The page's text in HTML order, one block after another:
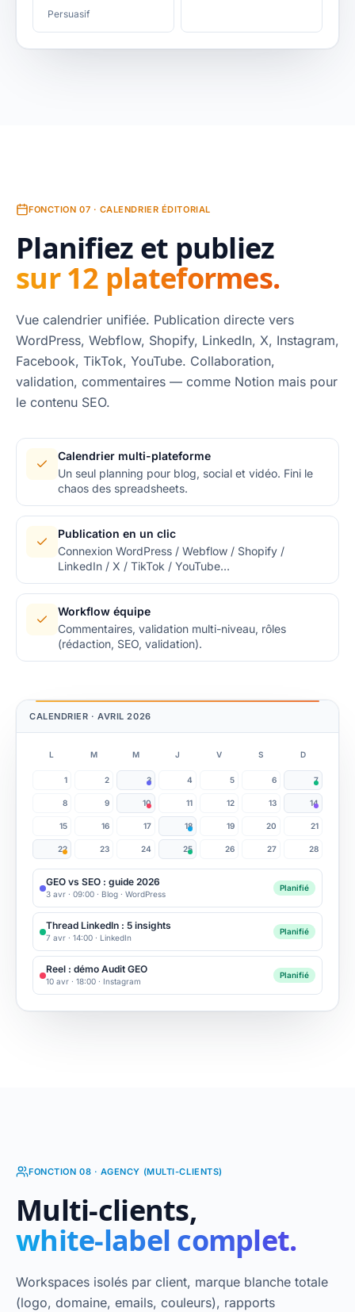
Persuasif
FONCTION 07 · CALENDRIER ÉDITORIAL
Planifiez et publiez
sur 12 plateformes.
Vue calendrier unifiée. Publication directe vers
WordPress, Webflow, Shopify, LinkedIn, X, Instagram,
Facebook, TikTok, YouTube. Collaboration,
validation, commentaires — comme Notion mais pour
le contenu SEO.
Calendrier multi-plateforme
Un seul planning pour blog, social et vidéo. Fini le
chaos des spreadsheets.
Publication en un clic
Connexion WordPress / Webflow / Shopify /
LinkedIn / X / TikTok / YouTube…
Workflow équipe
Commentaires, validation multi-niveau, rôles
(rédaction, SEO, validation).
CALENDRIER · AVRIL 2026
L M M J V S D
1 2 3 4 5 6 7
8 9 10 11 12 13 14
15 16 17 18 19 20 21
22 23 24 25 26 27 28
GEO vs SEO : guide 2026
3 avr · 09:00 · Blog · WordPress
Planifié
Thread LinkedIn : 5 insights
7 avr · 14:00 · LinkedIn
Planifié
Reel : démo Audit GEO
10 avr · 18:00 · Instagram
Planifié
FONCTION 08 · AGENCY (MULTI-CLIENTS)
Multi-clients,
white-label complet.
Workspaces isolés par client, marque blanche totale
(logo, domaine, emails, couleurs), rapports